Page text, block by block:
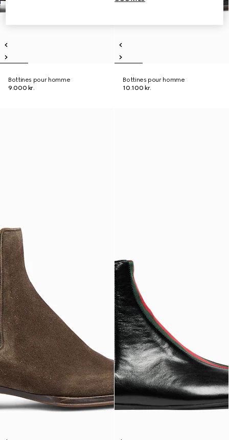
Bottines pour homme
9.000 kr.
Bottines pour homme
10.100 kr.